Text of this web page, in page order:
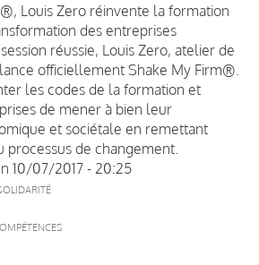
Louis Zero réinvente la formation
des entreprises
réussie, Louis Zero, atelier de
officiellement Shake My Firm®.
les codes de la formation et
de mener à bien leur
et sociétale en remettant
de changement.
10/07/2017 - 20:25